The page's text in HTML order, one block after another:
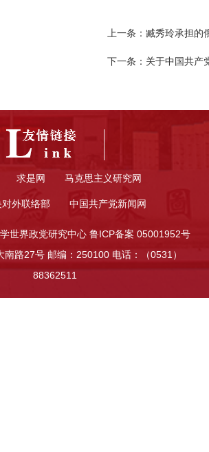
上一条： 臧秀玲承担的
下一条： 关于中国共产
求是网 马克思主义研究网
外联络部 中国共产党新闻网
世界政党研究中心 鲁ICP备案 05001952号
南路27号 邮编：250100 电话：（0531）
88362511